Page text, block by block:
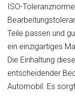
ISO-
Teile passen und
ein einzigartiges
Die Einhaltung
entscheidender
Automobil. Es